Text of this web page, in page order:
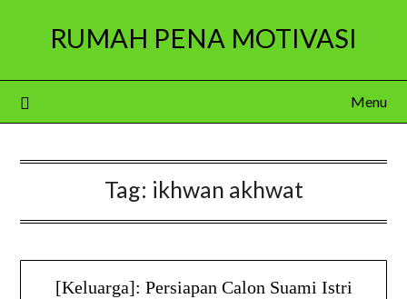
RUMAH PENA MOTIVASI
Menu
Tag: ikhwan akhwat
[Keluarga]: Persiapan Calon Suami Istri